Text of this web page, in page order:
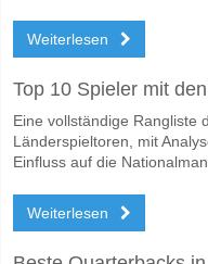
Weiterlesen
Top 10 Spieler mit
Eine vollständige Rangliste
Länderspieltoren, mit
Einfluss auf die
Weiterlesen